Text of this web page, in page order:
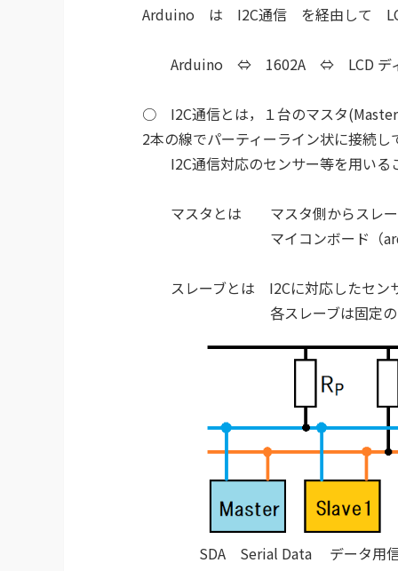
Arduino は I2C通信 を経由して
Arduino ⇔ 1602A ⇔ LCD ディ
○ I2C通信とは，１台のマスタ
2本の線でパーティーライン状に接続​し
I2C通信対応のセンサー等を用いる
マスタとは マスタ側からスレー
マイコンボード（
スレーブとは I2Cに対応したセンサ
各スレーブは固定のスレー
SDA Serial Data データ用信